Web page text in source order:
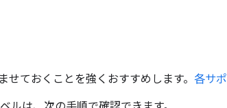
せておくことを強くおすすめします。 各サ